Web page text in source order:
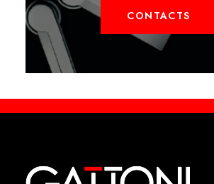
CONTACTS